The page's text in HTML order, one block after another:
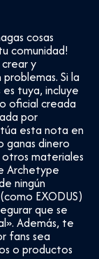
cosas
comunidad!
y
Si la
tuya, incluye
oficial creada
por
esta nota en
ganas dinero
otros materiales
Archetype
ningún
EXODUS)
que se
Además, te
fans sea
o productos